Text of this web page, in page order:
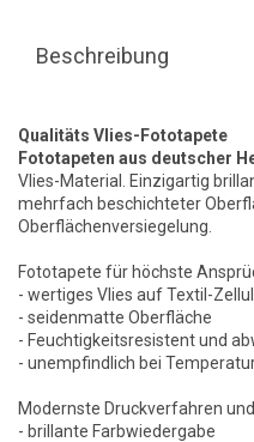
Beschreibung
Qualitäts Vlies-Fototapete
Fototapeten aus deutscher
Vlies-Material. Einzigartig
mehrfach beschichteter
Oberflächenversiegelung.
Fototapete für höchste
- wertiges Vlies auf Textil-
- seidenmatte Oberfläche
- Feuchtigkeitsresistent und
- unempfindlich bei
Modernste Druckverfahren
- brillante Farbwiedergabe